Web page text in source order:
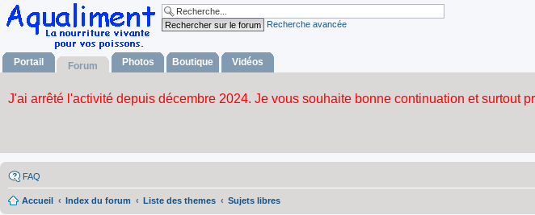
Recherche avancée
Portail Forum Photos Boutique Vidéos
FAQ
Accueil Index du forum Liste des themes Sujets libres